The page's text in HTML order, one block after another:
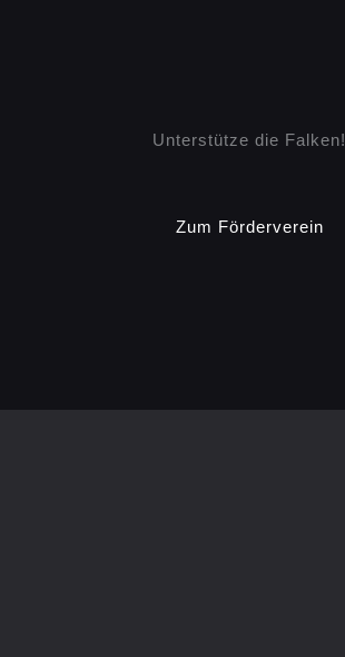
Unterstütze die Falken!
Zum Förderverein